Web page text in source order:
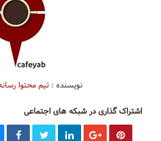
نویسنده :تیم محتوا
اشتراک گذاری در شبکه های اجتماعی